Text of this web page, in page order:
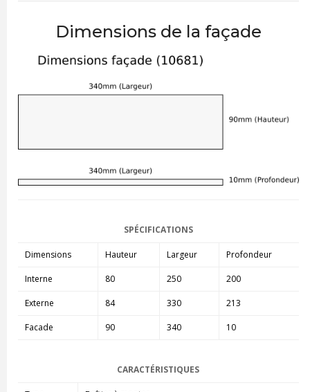
Dimensions de la façade
SPÉCIFICATIONS
Dimensions Hauteur Largeur Profondeur
Interne 80 250 200
Externe 84 330 213
Facade 90 340 10
CARACTÉRISTIQUES